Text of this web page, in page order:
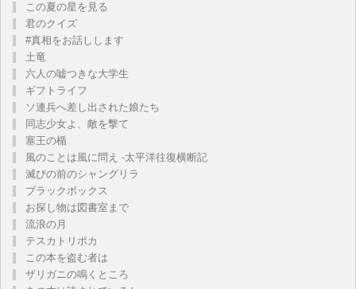
この夏の星を見る
君のクイズ
#真相をお話しします
土竜
六人の嘘つきな大学生
ギフトライフ
ソ連兵へ差し出された娘たち
同志少女よ、敵を撃て
塞王の楯
風のことは風に問え -太平洋往復横断記
滅びの前のシャングリラ
ブラックボックス
お探し物は図書室まで
流浪の月
テスカトリポカ
この本を盗む者は
ザリガニの鳴くところ